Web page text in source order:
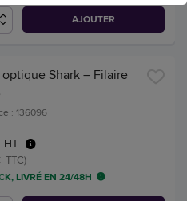
AJOUTER
optique Shark – Filaire
: 136096
TTC)
LIVRÉ EN 24/48H